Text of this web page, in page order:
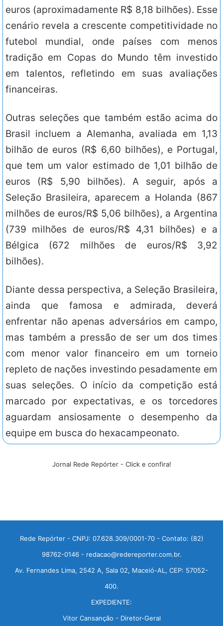
euros (aproximadamente R$ 8,18 bilhões). Esse
cenário revela a crescente competitividade no
futebol mundial, onde países com menos
tradição em Copas do Mundo têm investido
em talentos, refletindo em suas avaliações
financeiras.
Outras seleções que também estão acima do
Brasil incluem a Alemanha, avaliada em 1,13
bilhão de euros (R$ 6,60 bilhões), e Portugal,
que tem um valor estimado de 1,01 bilhão de
euros (R$ 5,90 bilhões). A seguir, após a
Seleção Brasileira, aparecem a Holanda (867
milhões de euros/R$ 5,06 bilhões), a Argentina
(739 milhões de euros/R$ 4,31 bilhões) e a
Bélgica (672 milhões de euros/R$ 3,92
bilhões).
Diante dessa perspectiva, a Seleção Brasileira,
ainda que famosa e admirada, deverá
enfrentar não apenas adversários em campo,
mas também a pressão de ser um dos times
com menor valor financeiro em um torneio
repleto de nações investindo pesadamente em
suas seleções. O início da competição está
marcado por expectativas, e os torcedores
aguardam ansiosamente o desempenho da
equipe em busca do hexacampeonato.
Jornal Rede Repórter - Click e confira!
Rede Repórter - CNPJ: 07.628.309/0001-70 - Contato: (82)
98762-0146 - redacao@redereporter.com.br.
Av. Fernandes Lima, 2542 A, Sala 02, Maceió-AL, CEP: 57052-
400.
EXPEDIENTE:
Vitor Cansanção - Diretor-Geral